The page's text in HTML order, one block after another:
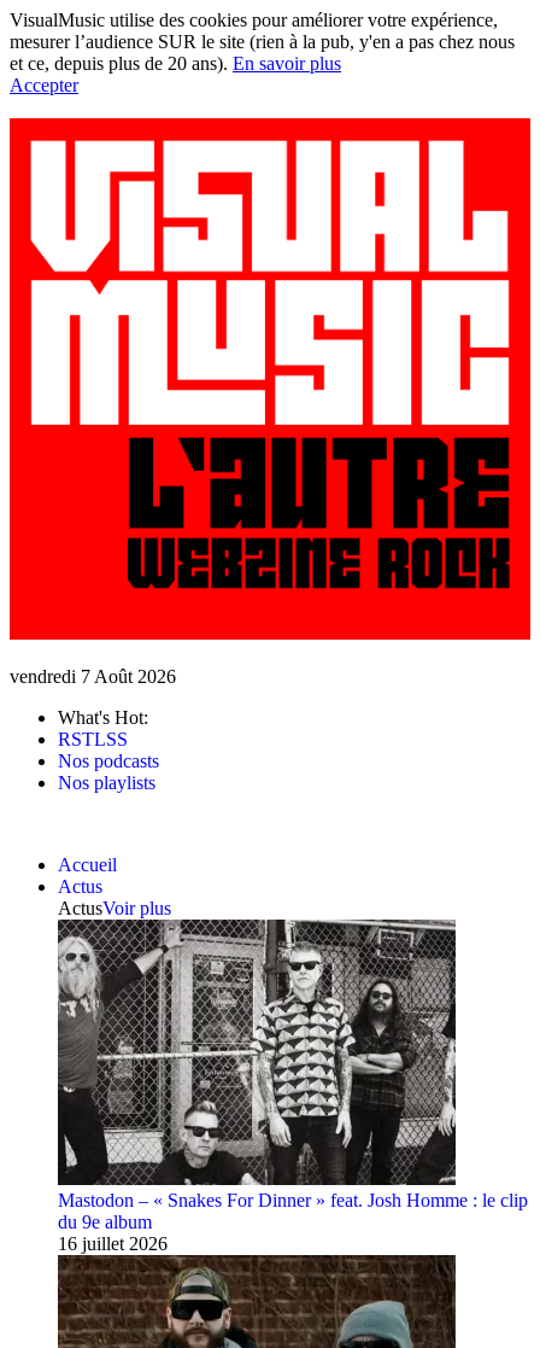
VisualMusic utilise des cookies pour améliorer votre expérience,
mesurer l’audience SUR le site (rien à la pub, y'en a pas chez nous
et ce, depuis plus de 20 ans). En savoir plus
Accepter
vendredi 7 Août 2026
What's Hot:
RSTLSS
Nos podcasts
Nos playlists
Accueil
Actus
ActusVoir plus
Mastodon – « Snakes For Dinner » feat. Josh Homme : le clip
du 9e album
16 juillet 2026